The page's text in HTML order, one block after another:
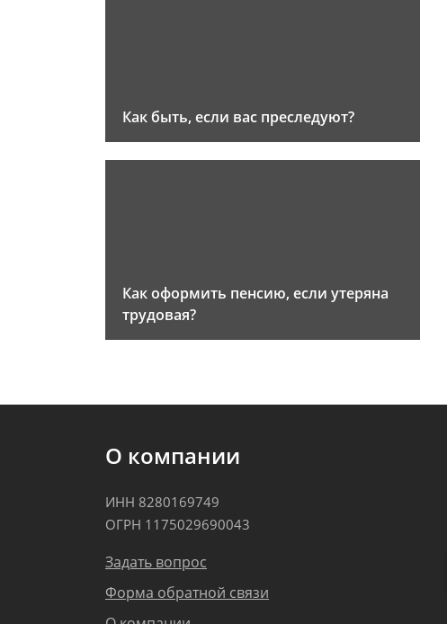
Как быть, если вас преследуют?
Как оформить пенсию, если утеряна
трудовая?
О компании
ИНН 8280169749
ОГРН 1175029690043
Задать вопрос
Форма обратной связи